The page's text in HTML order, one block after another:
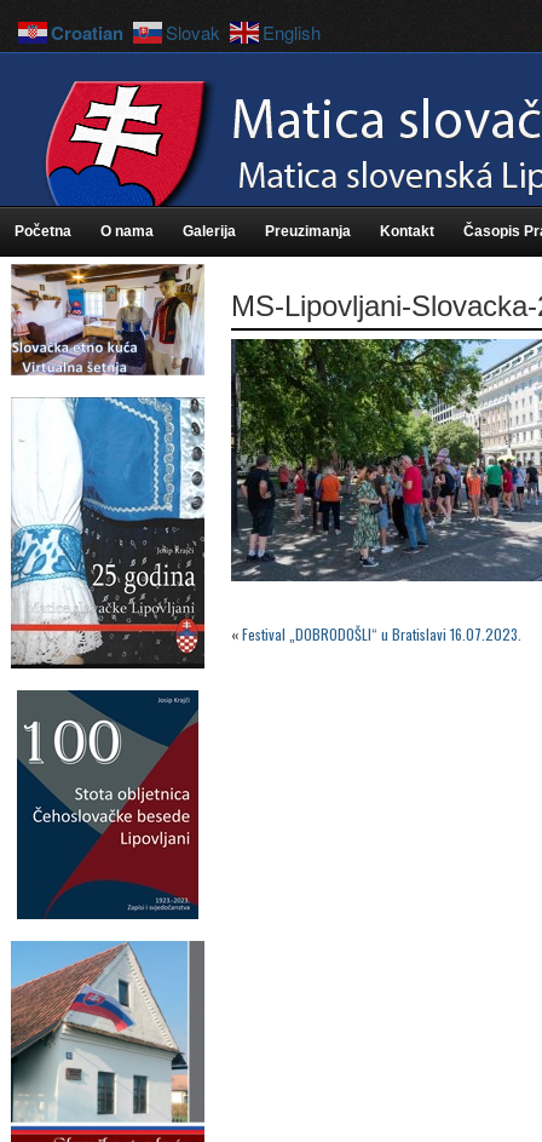
Početna O nama Galerija Preuzimanja Kontakt Časopis
MS-Lipovljani-
«Festival „DOBRODOŠLI“ u Bratislavi 16.07.2023.
Croatian Slovak English